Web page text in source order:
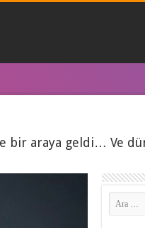
bir araya geldi… Ve